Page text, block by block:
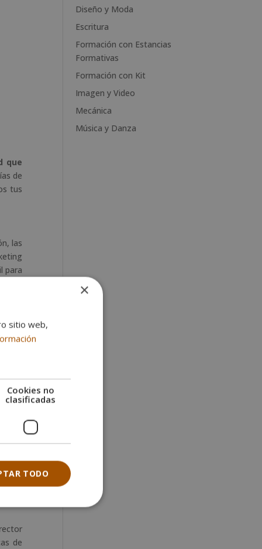
que
de
tus
las
para
los
Son
el
de
e
Diseño y Moda
Escritura
Formación con Estancias
Formativas
Formación con Kit
Imagen y Video
Mecánica
Música y Danza
×
sitio web,
Cookies no
clasificadas
TODO